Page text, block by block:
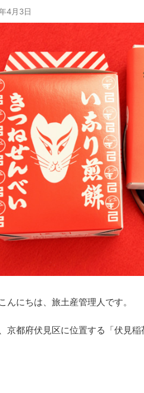
4月3日
んにちは、旅土産管理人です。
京都府伏見区に位置する「伏見